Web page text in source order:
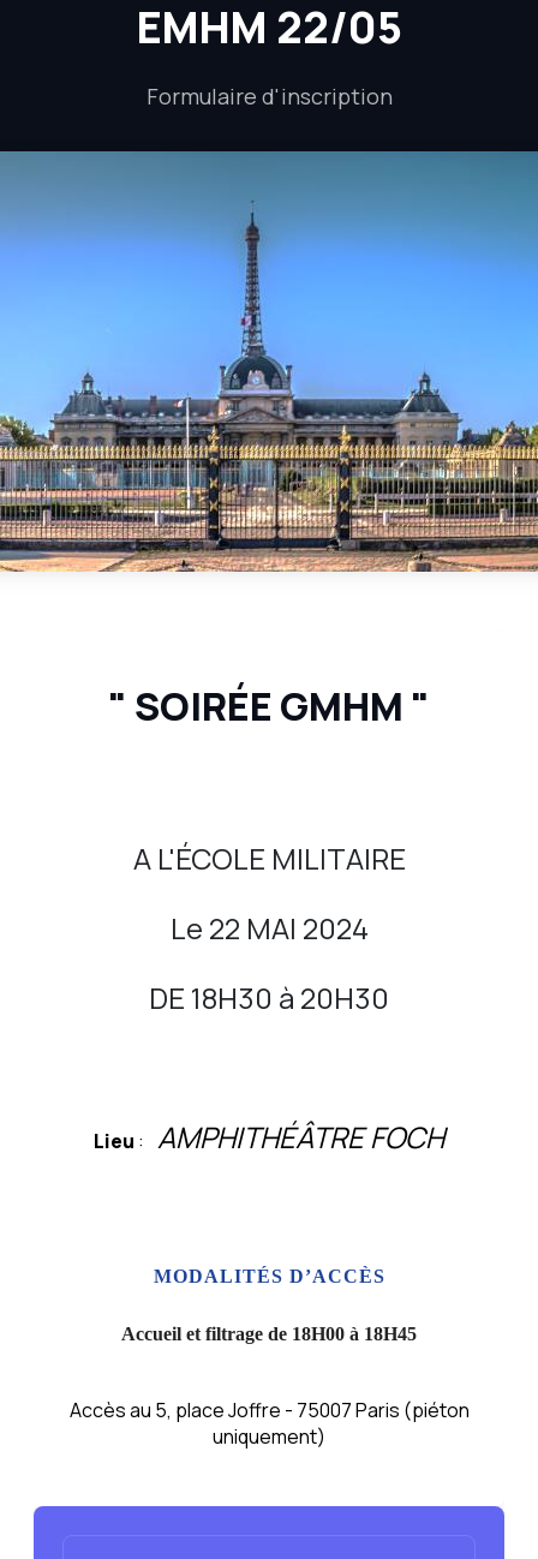
EMHM 22/05
Formulaire d'inscription
" SOIRÉE GMHM "
A L'ÉCOLE MILITAIRE
Le 22 MAI 2024
DE 18H30 à 20H30
Lieu : AMPHITHÉÂTRE FOCH
MODALITÉS D’ACCÈS
Accueil et filtrage de 18H00 à 18H45
Accès au 5, place Joffre - 75007 Paris (piéton
uniquement)